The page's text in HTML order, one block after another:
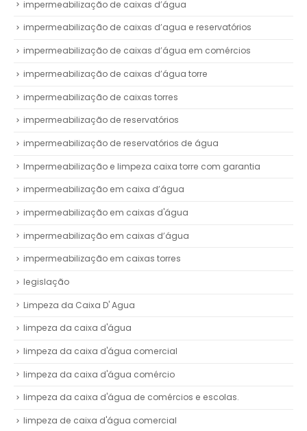
impermeabilização de caixas d’água
impermeabilização de caixas d’agua e reservatórios
impermeabilização de caixas d’água em comércios
impermeabilização de caixas d’água torre
impermeabilização de caixas torres
impermeabilização de reservatórios
impermeabilização de reservatórios de água
Impermeabilização e limpeza caixa torre com garantia
impermeabilização em caixa d’água
impermeabilização em caixas d'água
impermeabilização em caixas d’água
impermeabilização em caixas torres
legislação
Limpeza da Caixa D' Agua
limpeza da caixa d'água
limpeza da caixa d'água comercial
limpeza da caixa d'água comércio
limpeza da caixa d'água de comércios e escolas.
limpeza de caixa d'água comercial